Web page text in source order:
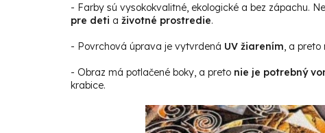
- Farby sú vysokokvalitné, ekologické a bez zápachu.
pre deti a životné prostredie.
- Povrchová úprava je vytvrdená UV žiarením, a preto
- Obraz má potlačené boky, a preto nie je potrebný
krabice.